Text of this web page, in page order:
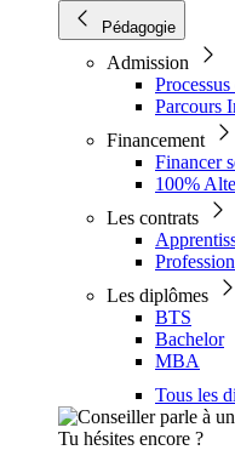
Pédagogie
Admission
Parcours
Financement
Financer
100%
Les contrats
Les diplômes
BTS
Bachelor
MBA
Tous les
Tu hésites encore ?